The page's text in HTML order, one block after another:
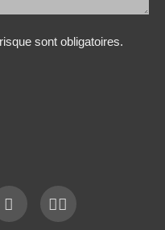
sont obligatoires.